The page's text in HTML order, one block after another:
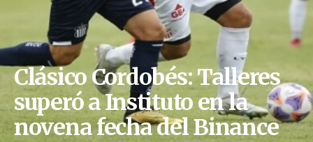
Clásico Cordobés: Talleres
superó a Instituto en la
novena fecha del Binance